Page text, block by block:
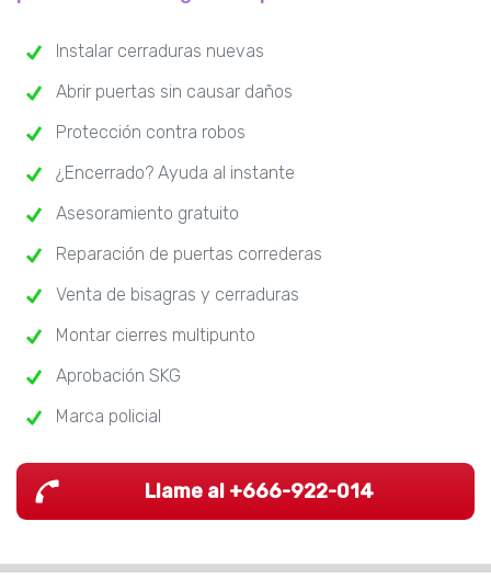
Instalar cerraduras nuevas
Abrir puertas sin causar daños
Protección contra robos
¿Encerrado? Ayuda al instante
Asesoramiento gratuito
Reparación de puertas correderas
Venta de bisagras y cerraduras
Montar cierres multipunto
Aprobación SKG
Marca policial
Llame al +666-922-014